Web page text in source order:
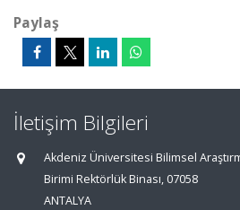
Paylaş
İletişim Bilgileri
Akdeniz Üniversitesi Bilimsel
Birimi Rektörlük Binası, 07058
ANTALYA